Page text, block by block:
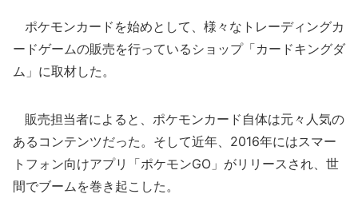
ポケモンカードを始めとして、様々なトレーディングカ
ードゲームの販売を行っているショップ「カードキングダ
ム」に取材した。
販売担当者によると、ポケモンカード自体は元々人気の
あるコンテンツだった。そして近年、2016年にはスマー
トフォン向けアプリ「ポケモンGO」がリリースされ、世
間でブームを巻き起こした。